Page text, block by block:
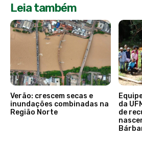
Leia também
Verão: crescem secas e
inundações combinadas na
Região Norte
da
de